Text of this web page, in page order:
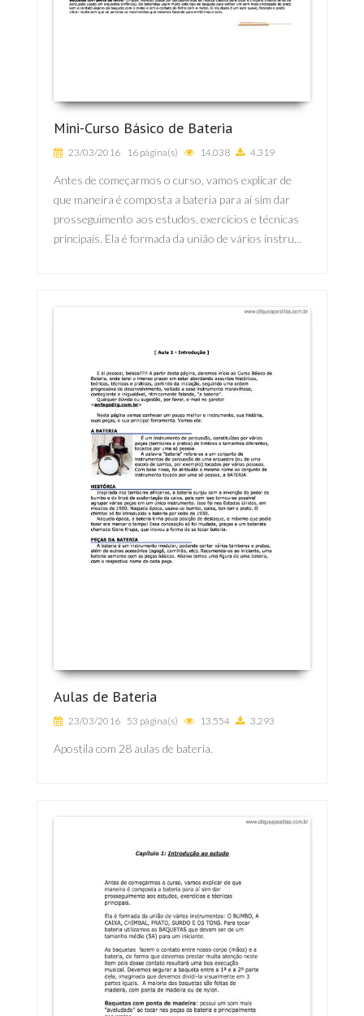
Mini-Curso Básico de Bateria
23/03/2016 16 página(s) 14.038 4.319
Antes de começarmos o curso, vamos explicar de
que maneira é composta a bateria para aí sim dar
prosseguimento aos estudos, exercícios e técnicas
principais. Ela é formada da união de vários instru...
Aulas de Bateria
23/03/2016 53 página(s) 13.554 3.293
Apostila com 28 aulas de bateria.